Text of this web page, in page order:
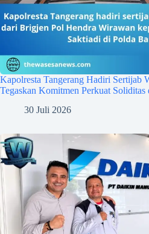
Kapolresta Tangerang Hadiri Sertijab
Tegaskan Komitmen Perkuat Soliditas
30 Juli 2026